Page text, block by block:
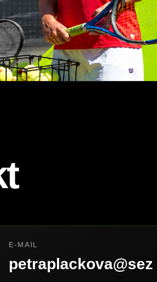
E-MAIL
petraplackova@sez